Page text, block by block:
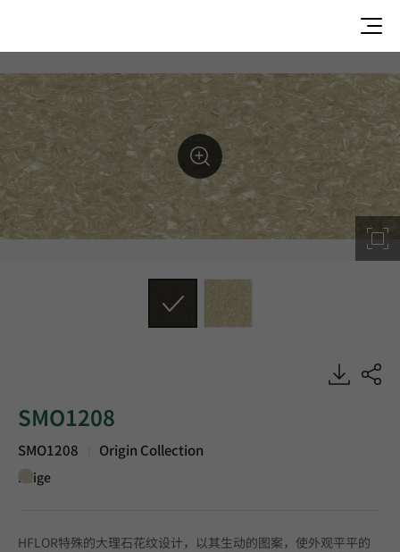
SMO1208, Origin, Homogeneous Sheet, HFLOR
SMO1208
SMO1208 Origin Collection
Beige
HFLOR特殊的大理石花纹设计，以其生动的图案，使外观平平的